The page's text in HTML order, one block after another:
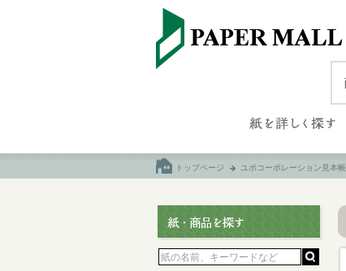
トップページ ユポコーポレーション見本帳